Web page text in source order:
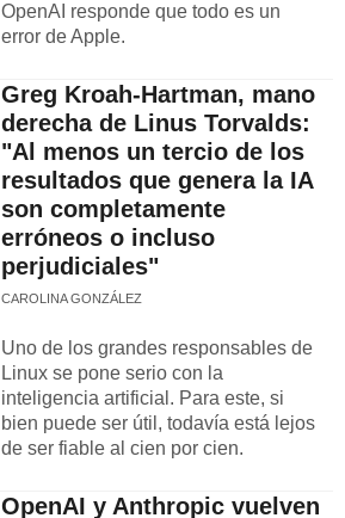
OpenAI responde que todo es un
error de Apple.
Greg Kroah-Hartman, mano
derecha de Linus Torvalds:
"Al menos un tercio de los
resultados que genera la IA
son completamente
erróneos o incluso
perjudiciales"
CAROLINA GONZÁLEZ
Uno de los grandes responsables de
Linux se pone serio con la
inteligencia artificial. Para este, si
bien puede ser útil, todavía está lejos
de ser fiable al cien por cien.
OpenAI y Anthropic vuelven